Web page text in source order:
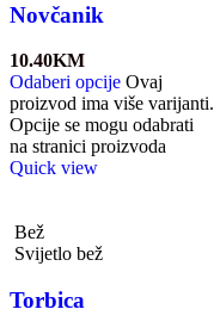
Novčanik
10.40KM
Odaberi opcije Ovaj
proizvod ima više varijanti.
Opcije se mogu odabrati
na stranici proizvoda
Quick view
Bež
Svijetlo bež
Torbica